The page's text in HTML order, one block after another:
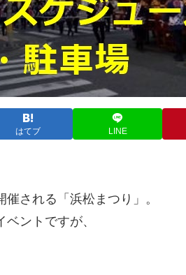
はてブ LINE
される「浜松まつり」。
ントですが、